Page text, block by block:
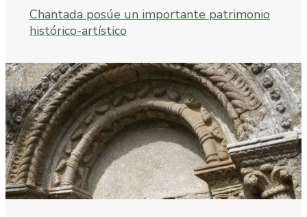
Chantada posúe un importante patrimonio
histórico-artístico